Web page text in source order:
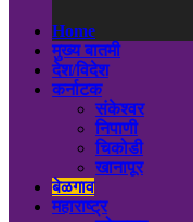
Home
मुख्य बातमी
देश/विदेश
कर्नाटक
संकेश्वर
निपाणी
चिकोडी
खानापूर
बेळगाव
महाराष्ट्र